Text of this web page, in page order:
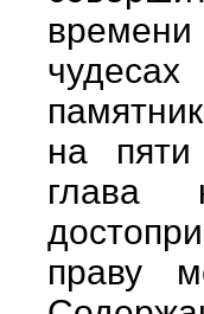
на пяти
глава
праву